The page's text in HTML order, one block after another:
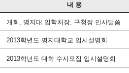
내 용
개회, 명지대 입학처장, 구청장 인사말씀
2013학년도 명지대학교 입시설명회
2013학년도 대학 수시모집 입시설명회